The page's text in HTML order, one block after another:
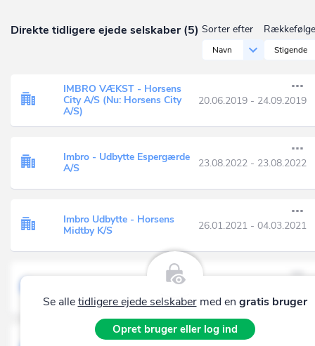
Direkte tidligere ejede selskaber (5) Sorter efter
Navn
Rækkefølge
Stigende
IMBRO VÆKST - Horsens
City A/S (Nu: Horsens City
A/S)
20.06.2019 - 24.09.2019
Imbro - Udbytte Espergærde
A/S
23.08.2022 - 23.08.2022
Imbro Udbytte - Horsens
Midtby K/S
26.01.2021 - 04.03.2021
L.T Consult og Marketing
Se alletidligere ejede selskabermed en gratis bruger
Opret bruger eller log ind